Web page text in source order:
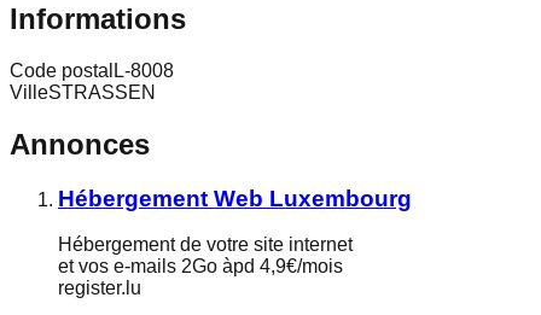
Informations
Code postal L-8008
VilleSTRASSEN
Annonces
Hébergement Web Luxembourg
Hébergement de votre site internet
et vos e-mails 2Go àpd 4,9€/mois
register.lu